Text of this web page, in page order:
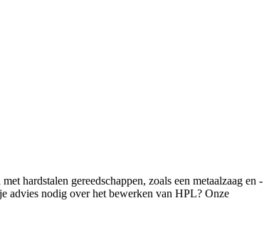
hardstalen gereedschappen, zoals een metaalzaag en -
advies nodig over het bewerken van HPL? Onze